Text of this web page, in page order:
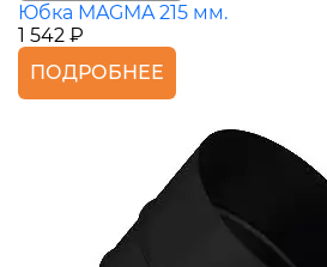
Юбка MAGMA 215 мм.
1 542 ₽
ПОДРОБНЕЕ